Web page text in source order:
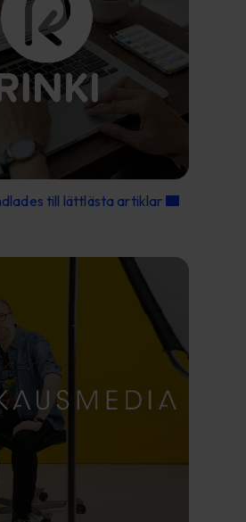
till lättlästa artiklar